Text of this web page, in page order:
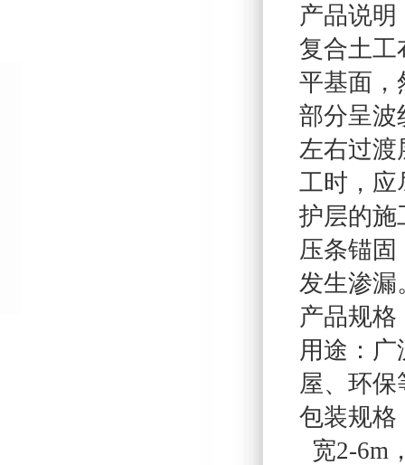
产品说明
复合土工
平基面，
部分呈波
左右过渡
工时，应
护层的施
压条锚固
发生渗漏
产品规格
用途：
屋、环
包装规格
宽2-6m